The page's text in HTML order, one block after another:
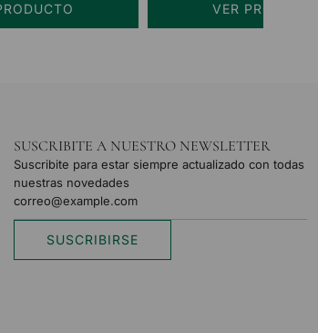
VER
SUSCRIBITE A NUESTRO NEWSLETTER
Suscribite para estar siempre actualizado con todas
nuestras novedades
SUSCRIBIRSE